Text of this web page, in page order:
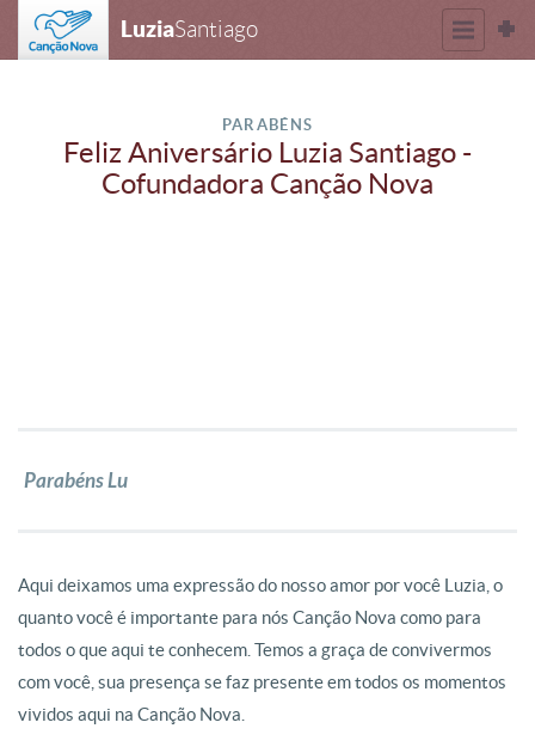
LuziaSantiago
PARABÉNS
Feliz Aniversário Luzia Santiago -
Cofundadora Canção Nova
Parabéns Lu
Aqui deixamos uma expressão do nosso amor por você Luzia, o
quanto você é importante para nós Canção Nova como para
todos o que aqui te conhecem. Temos a graça de convivermos
com você, sua presença se faz presente em todos os momentos
vividos aqui na Canção Nova.